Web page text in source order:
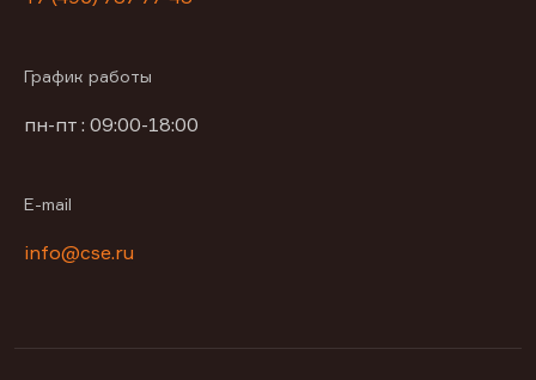
График работы
пн-пт : 09:00-18:00
E-mail
info@cse.ru